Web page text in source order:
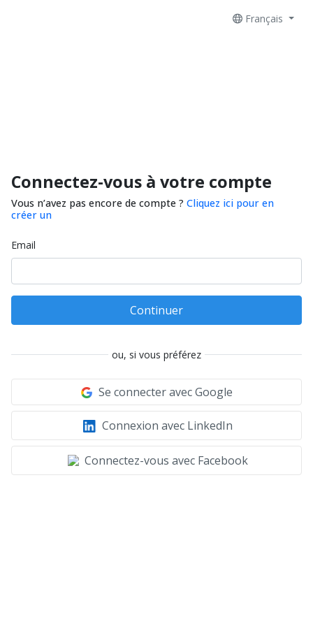
Français
Connectez-vous à votre compte
Vous n’avez pas encore de compte ? Cliquez ici pour en
créer un
Email
Continuer
ou, si vous préférez
Se connecter avec Google
Connexion avec LinkedIn
Connectez-vous avec Facebook